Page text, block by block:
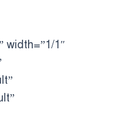
width=”1/1″